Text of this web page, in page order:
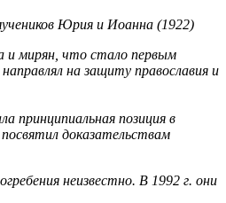
Юрия и Иоанна (1922)
и мирян, что стало первым
на защиту православия и
принципиальная позиция в
доказательствам
неизвестно. В 1992 г. они